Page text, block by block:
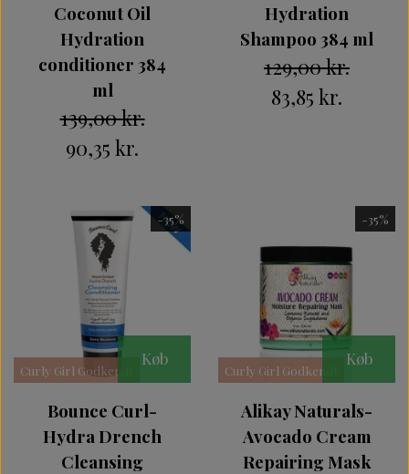
Coconut Oil
Hydration
conditioner 384
ml
139,00 kr.
90,35 kr.
Hydration
Shampoo 384 ml
129,00 kr.
83,85 kr.
-35%
Curly Girl Godkendt
Køb
Bounce Curl-
Hydra Drench
Cleansing
-35%
Curly Girl Godkendt
Køb
Alikay Naturals-
Avocado Cream
Repairing Mask